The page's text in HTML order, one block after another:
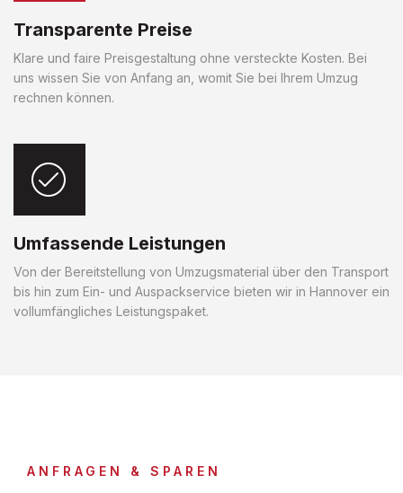
Transparente Preise
Klare und faire Preisgestaltung ohne versteckte Kosten. Bei
uns wissen Sie von Anfang an, womit Sie bei Ihrem Umzug
rechnen können.
Umfassende Leistungen
Von der Bereitstellung von Umzugsmaterial über den Transport
bis hin zum Ein- und Auspackservice bieten wir in Hannover ein
vollumfängliches Leistungspaket.
ANFRAGEN & SPAREN